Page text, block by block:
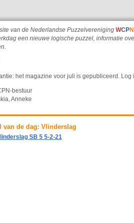
van de Nederlandse Puzzelvereniging WC PN
een nieuwe logische puzzel, informatie
het magazine voor juli is gepubliceerd. Log
bestuur
Anneke
van de dag: Vlinderslag
SB 5 5-2-21